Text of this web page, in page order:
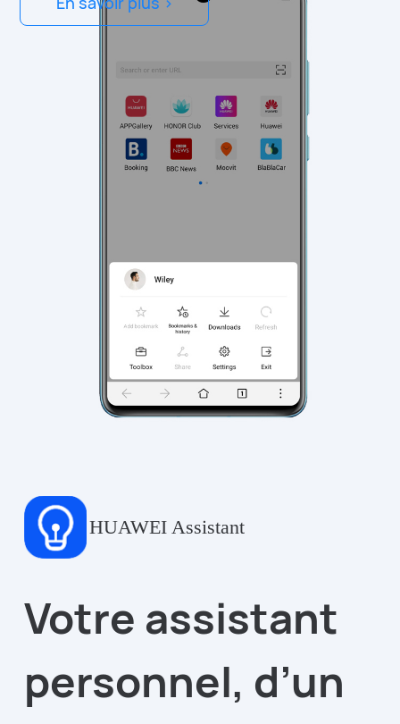
HUAWEI Assistant
Votre assistant
personnel, d’un